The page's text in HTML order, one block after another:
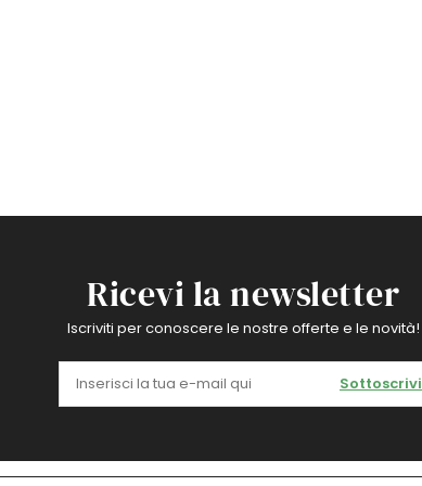
Ricevi la newsletter
Iscriviti per conoscere le nostre offerte e le novità!
Sottoscrivi